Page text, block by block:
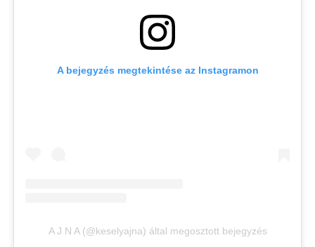
A bejegyzés megtekintése az Instagramon
A J N A (@keselyajna) által megosztott bejegyzés